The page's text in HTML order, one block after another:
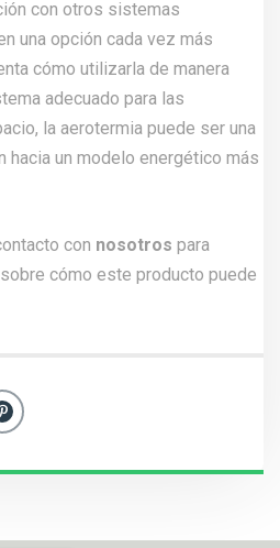
con otros sistemas
una opción cada vez más
cómo utilizarla de manera
adecuado para las
la aerotermia puede ser una
hacia un modelo energético más
con nosotros para
cómo este producto puede